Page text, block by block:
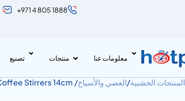
+971 4 805 1888
معلومات عنا منتجات تصنيع
المنتجات الخشبية/العصي والأسياخ/ Coffee Stirrers 14cm